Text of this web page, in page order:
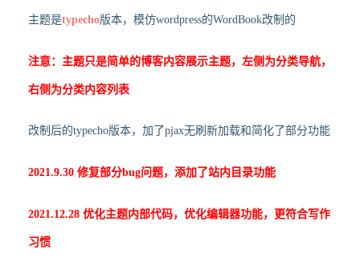
主题是typecho版本，模仿wordpress的WordBook改制的
注意：主题只是简单的博客内容展示主题，左侧为分类导航，
右侧为分类内容列表
改制后的typecho版本，加了pjax无刷新加载和简化了部分功能
2021.9.30 修复部分bug问题，添加了站内目录功能
2021.12.28 优化主题内部代码，优化编辑器功能，更符合写作
习惯